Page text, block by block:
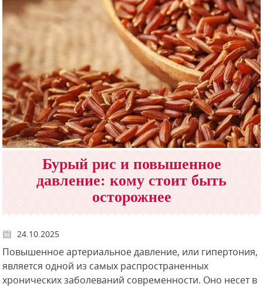
Бурый рис и повышенное
давление: кому стоит быть
осторожнее
24.10.2025
Повышенное артериальное давление, или гипертония,
является одной из самых распространенных
хронических заболеваний современности. Оно несет в